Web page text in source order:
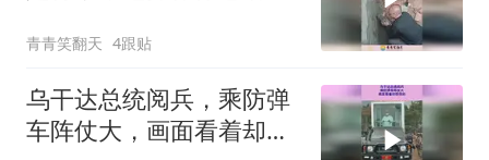
青青笑翻天 4跟贴
乌干达总统阅兵，乘防弹
车阵仗大，画面看着却怪